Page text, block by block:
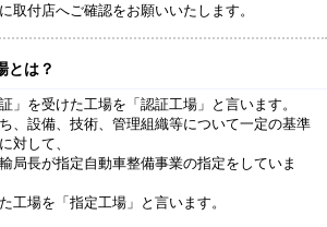
取付店へご確認をお願いいたします。
とは？
」を受けた工場を「認証工場」と言います。
、設備、技術、管理組織等について一定の基準
対して、
局長が指定自動車整備事業の指定をしていま
工場を「指定工場」と言います。